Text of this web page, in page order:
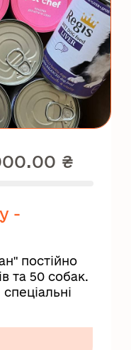
₴
-
постійно
та 50 собак.